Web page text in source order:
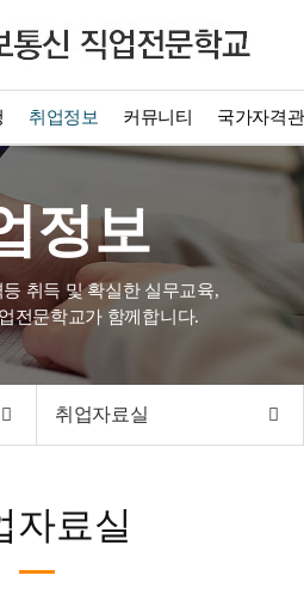
취업정보 커뮤니티 국가자격
정보
취득 및 확실한 실무교육,
전문학교가 함께합니다.
취업자료실
자료실